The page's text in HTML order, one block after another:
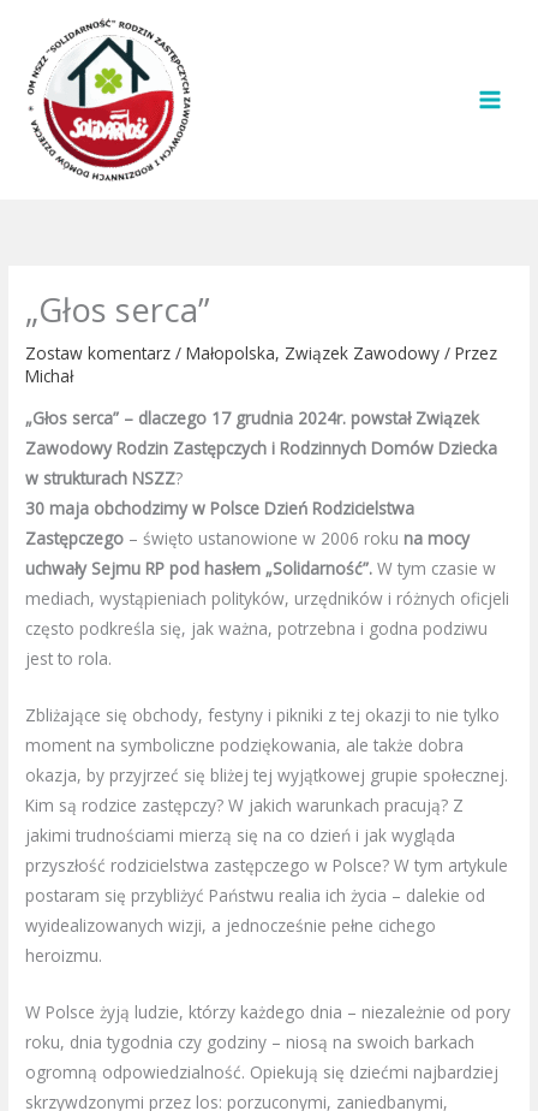
treści
„Głos serca”
Zostaw komentarz /Małopolska, Związek Zawodowy / Przez
Michał
„Głos serca” – dlaczego 17 grudnia 2024r. powstał Związek
Zawodowy Rodzin Zastępczych i Rodzinnych Domów Dziecka
w strukturach NSZZ?
30 maja obchodzimy w Polsce Dzień Rodzicielstwa
Zastępczego – święto ustanowione w 2006 roku na mocy
uchwały Sejmu RP pod hasłem „Solidarność”. W tym czasie w
mediach, wystąpieniach polityków, urzędników i różnych oficjeli
często podkreśla się, jak ważna, potrzebna i godna podziwu
jest to rola.
Zbliżające się obchody, festyny i pikniki z tej okazji to nie tylko
moment na symboliczne podziękowania, ale także dobra
okazja, by przyjrzeć się bliżej tej wyjątkowej grupie społecznej.
Kim są rodzice zastępczy? W jakich warunkach pracują? Z
jakimi trudnościami mierzą się na co dzień i jak wygląda
przyszłość rodzicielstwa zastępczego w Polsce? W tym artykule
postaram się przybliżyć Państwu realia ich życia – dalekie od
wyidealizowanych wizji, a jednocześnie pełne cichego
heroizmu.
W Polsce żyją ludzie, którzy każdego dnia – niezależnie od pory
roku, dnia tygodnia czy godziny – niosą na swoich barkach
ogromną odpowiedzialność. Opiekują się dziećmi najbardziej
skrzywdzonymi przez los: porzuconymi, zaniedbanymi,